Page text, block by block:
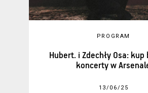
PROGRAM
Hubert. i Zdechły Osa:
koncerty w
13/06/25